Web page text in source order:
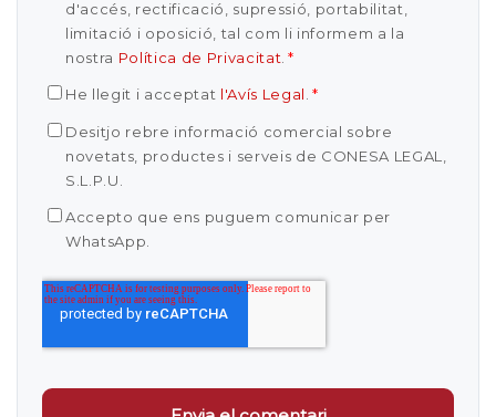
d'accés, rectificació, supressió, portabilitat,
limitació i oposició, tal com li informem a la
nostra Política de Privacitat *
He llegit i acceptat l'Avís Legal. *
Desitjo rebre informació comercial sobre
novetats, productes i serveis de CONESA LEGAL,
S.L.P.U.
Accepto que ens puguem comunicar per
WhatsApp.